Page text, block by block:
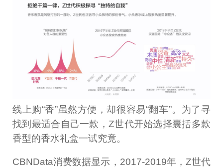
线上购“香”虽然方便，却很容易“翻车”。为了寻
找到最适合自己一款，Z世代开始选择囊括多款
香型的香水礼盒一试究竟。
CBNData消费数据显示，2017-2019年，Z世代